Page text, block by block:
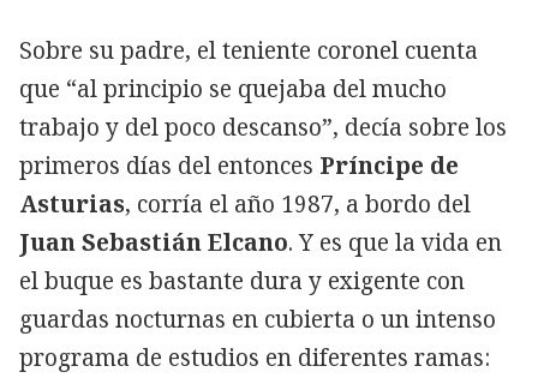
Sobre su padre, el teniente coronel cuenta
que “al principio se quejaba del mucho
trabajo y del poco descanso”, decía sobre los
primeros días del entonces Príncipe de
Asturias, corría el año 1987, a bordo del
Juan Sebastián Elcano. Y es que la vida en
el buque es bastante dura y exigente con
guardas nocturnas en cubierta o un intenso
programa de estudios en diferentes ramas: